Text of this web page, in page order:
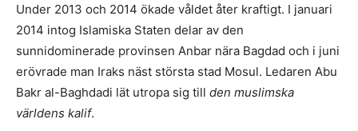
Under 2013 och 2014 ökade våldet åter kraftigt. I januari
2014 intog Islamiska Staten delar av den
sunnidominerade provinsen Anbar nära Bagdad och i juni
erövrade man Iraks näst största stad Mosul. Ledaren Abu
Bakr al-Baghdadi lät utropa sig till den muslimska
världens kalif.